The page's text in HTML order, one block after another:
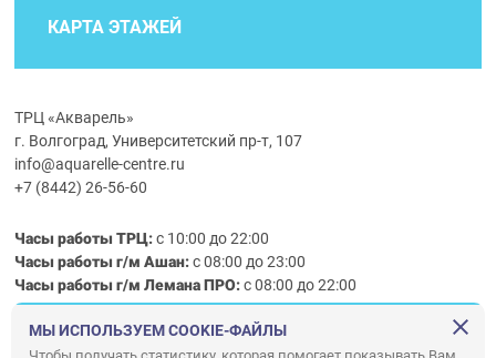
КАРТА ЭТАЖЕЙ
ТРЦ «Акварель»
г. Волгоград, Университетский пр-т, 107
info@aquarelle-centre.ru
+7 (8442) 26-56-60
Часы работы ТРЦ:с 10:00 до 22:00
Часы работы г/м Ашан:с 08:00 до 23:00
Часы работыг/мЛемана ПРО:с 08:00 до 22:00
Правила посещения ТРЦ «Акварель»
МЫ ИСПОЛЬЗУЕМ COOKIE-ФАЙЛЫ